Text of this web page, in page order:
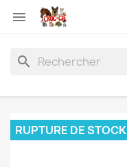

search
RUPTURE DE STOCK